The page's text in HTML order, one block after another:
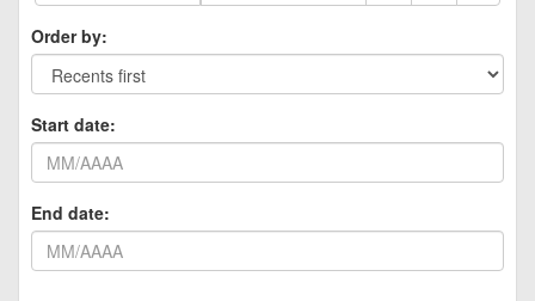
Order by:
Start date:
End date: